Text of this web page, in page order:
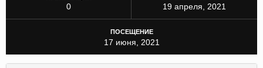
0 19 апреля, 2021
ПОСЕЩЕНИЕ
17 июня, 2021